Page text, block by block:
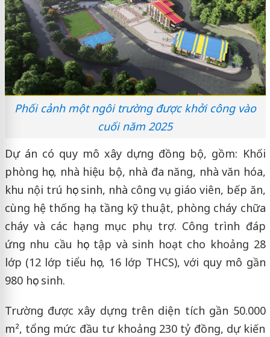
Phối cảnh một ngôi trường được khởi công vào
cuối năm 2025
Dự án có quy mô xây dựng đồng bộ, gồm: Khối
phòng học, nhà hiệu bộ, nhà đa năng, nhà văn hóa,
khu nội trú học sinh, nhà công vụ giáo viên, bếp ăn,
cùng hệ thống hạ tầng kỹ thuật, phòng cháy chữa
cháy và các hạng mục phụ trợ. Công trình đáp
ứng nhu cầu học tập và sinh hoạt cho khoảng 28
lớp (12 lớp tiểu học, 16 lớp THCS), với quy mô gần
980 học sinh.
Trường được xây dựng trên diện tích gần 50.000
m², tổng mức đầu tư khoảng 230 tỷ đồng, dự kiến